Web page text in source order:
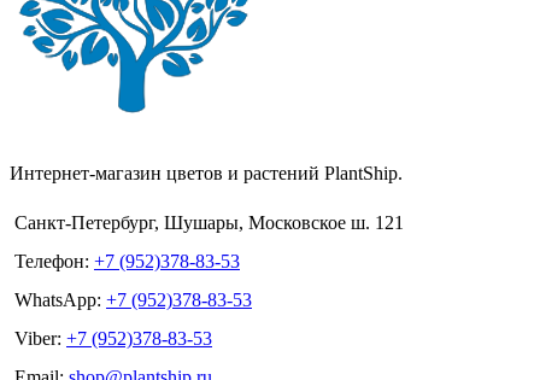
Интернет-магазин цветов и растений PlantShip.
Санкт-Петербург, Шушары, Московское ш. 121
Телефон: +7 (952)378-83-53
WhatsApp: +7 (952)378-83-53
Viber: +7 (952)378-83-53